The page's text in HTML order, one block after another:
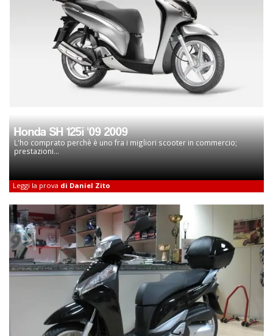
Honda SH 125i '09 2009
L'ho comprato perchè è uno fra i migliori scooter in commercio;
prestazioni...
Leggi la prova di Daniel Zito